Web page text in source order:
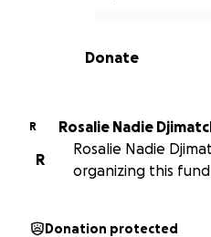
0% complete
Donate
R
Rosalie Nadie
R
Rosalie Nadie
organizing this
Donation protected